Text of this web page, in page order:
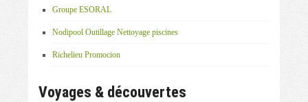
Groupe ESORAL
Nodipool Outillage Nettoyage piscines
Richelieu Promocion
Voyages & découvertes